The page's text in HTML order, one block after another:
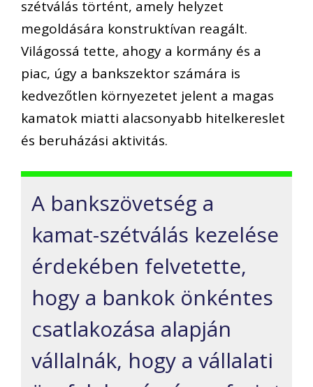
szétválás történt, amely helyzet
megoldására konstruktívan reagált.
Világossá tette, ahogy a kormány és a
piac, úgy a bankszektor számára is
kedvezőtlen környezetet jelent a magas
kamatok miatti alacsonyabb hitelkereslet
és beruházási aktivitás.
A bankszövetség a
kamat-szétválás kezelése
érdekében felvetette,
hogy a bankok önkéntes
csatlakozása alapján
vállalnák, hogy a vállalati